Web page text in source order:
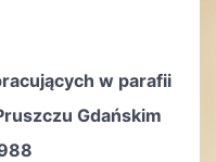
w parafii
Gdańskim